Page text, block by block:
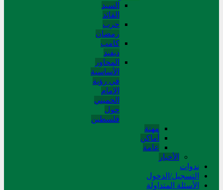
السید
القائد
حرب
رمضان
کامب
دیفید
المحاور
الأساسية
في رؤية
الإمام
الخميني
حول
فلسطین
مهنة
أماکن
عامة
الأخبار
ندوات
التسجیل/الدخول
الأسئلة المتداولة